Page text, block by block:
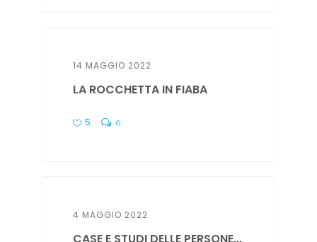
14 MAGGIO 2022
LA ROCCHETTA IN FIABA
5 0
4 MAGGIO 2022
CASE E STUDI DELLE PERSONE...